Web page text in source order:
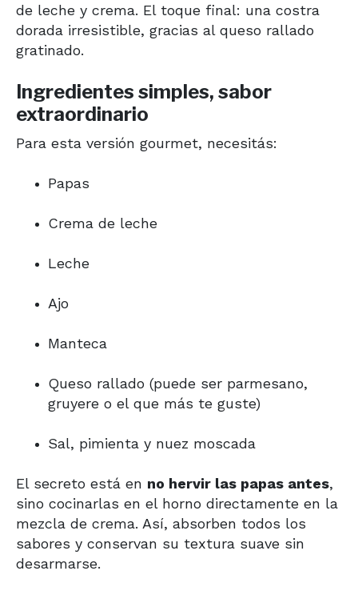
de leche y crema. El toque final: una costra
dorada irresistible, gracias al queso rallado
gratinado.
Ingredientes simples, sabor
extraordinario
Para esta versión gourmet, necesitás:
Papas
Crema de leche
Leche
Ajo
Manteca
Queso rallado (puede ser parmesano,
gruyere o el que más te guste)
Sal, pimienta y nuez moscada
El secreto está en no hervir las papas antes,
sino cocinarlas en el horno directamente en la
mezcla de crema. Así, absorben todos los
sabores y conservan su textura suave sin
desarmarse.